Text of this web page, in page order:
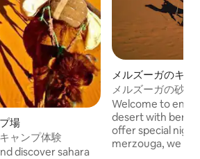
場
ャンプ体験
discover sahara
メルズーガのキャ
メルズーガの砂漠
Welcome to
desert with berber
offer special
merzouga, we